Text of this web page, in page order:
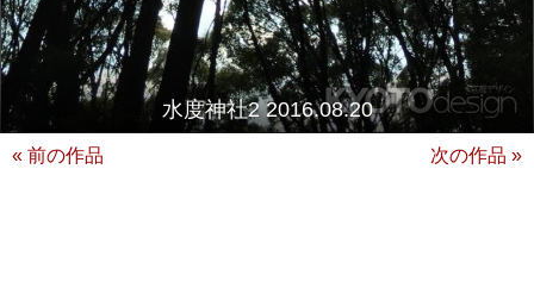
水度神社2 2016.08.20
« 前の作品 次の作品 »